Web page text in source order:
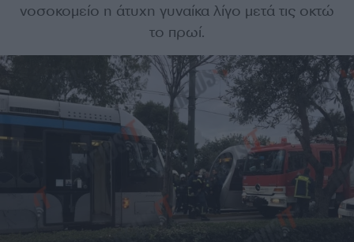
νοσοκομείο η άτυχη γυναίκα λίγο μετά τις οκτώ
το πρωί.